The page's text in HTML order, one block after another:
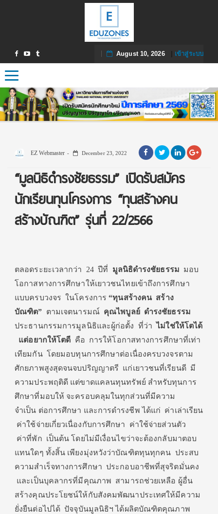
August 10, 2026| เข้าสู่ระบบ
Toggle navigation
EZ Webmaster December 23, 2022
“มูลนิธิดำรงชัยธรรม” เปิดรับสมัคร
นักเรียนทุนโครงการ “ทุนสร้างคน
สร้างบัณฑิต” รุ่นที่ 22/2566
ตลอดระยะเวลากว่า 24 ปีที่ มูลนิธิดำรงชัยธรรม มอบ
โอกาสทางการศึกษาให้เยาวชนไทยเข้าถึงการศึกษา
แบบครบวงจร ในโครงการ“ทุนสร้างคน สร้าง
บัณฑิต” ตามเจตนารมณ์ คุณไพบูลย์ ดำรงชัยธรรม
ประธานกรรมการมูลนิธิและผู้ก่อตั้ง ที่ว่า ไม่ใช่ให้โตได้
แต่อยากให้โตดี คือ การให้โอกาสทางการศึกษาที่เท่า
เทียมกัน โดยมอบทุนการศึกษาต่อเนื่องครบวงจรตาม
ศักยภาพสูงสุดจนจบปริญญาตรี แก่เยาวชนที่เรียนดี มี
ความประพฤติดี แต่ขาดแคลนทุนทรัพย์ สำหรับทุนการ
ศึกษาที่มอบให้ จะครอบคลุมในทุกส่วนที่มีความ
จำเป็น ต่อการศึกษา และการดำรงชีพ ได้แก่ ค่าเล่าเรียน
ค่าใช้จ่ายเกี่ยวเนื่องกับการศึกษา ค่าใช้จ่ายส่วนตัว
ค่าที่พัก เป็นต้น โดยไม่มีเงื่อนไขว่าจะต้องกลับมาตอบ
แทนใดๆ ทั้งสิ้น เพียงมุ่งหวังว่าบัณฑิตทุนทุกคน ประสบ
ความสำเร็จทางการศึกษา ประกอบอาชีพที่สุจริตมั่นคง
และเป็นบุคลากรที่มีคุณภาพ สามารถช่วยเหลือ ผู้อื่น
สร้างคุณประโยชน์ให้กับสังคมพัฒนาประเทศให้มีความ
ยั่งยืนต่อไปได้ ปัจจุบันมูลนิธิฯ ได้ผลิตบัณฑิตคุณภาพ